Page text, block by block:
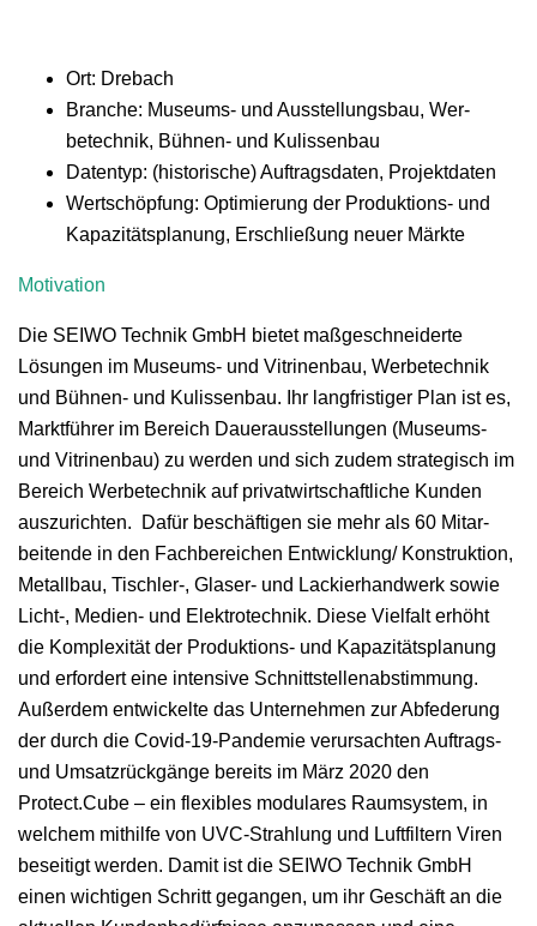
Ort: Drebach
Branche: Muse­ums- und Ausstel­lungs­bau, Wer­
betech­nik, Büh­nen- und Kulissenbau
Daten­typ: (his­torische) Auf­trags­dat­en, Projektdaten
Wertschöp­fung: Opti­mierung der Pro­duk­tions- und
Kapaz­ität­s­pla­nung, Erschließung neuer Märkte
Moti­va­tion
Die SEIWO Tech­nik GmbH bietet maßgeschnei­derte
Lösun­gen im Muse­ums- und Vit­ri­nen­bau, Wer­betech­nik
und Büh­nen- und Kulis­senbau. Ihr langfristiger Plan ist es,
Mark­t­führer im Bere­ich Dauer­ausstel­lun­gen (Muse­ums-
und Vit­ri­nen­bau) zu wer­den und sich zudem strate­gisch im
Bere­ich Wer­betech­nik auf pri­vatwirtschaftliche Kun­den
auszuricht­en. Dafür beschäfti­gen sie mehr als 60 Mitar­
bei­t­ende in den Fach­bere­ichen Entwicklung/ Kon­struk­tion,
Met­all­bau, Tischler‑, Glaser- und Lack­ier­handw­erk sowie
Licht‑, Medi­en- und Elek­trotech­nik. Diese Vielfalt erhöht
die Kom­plex­ität der Pro­duk­tions- und Kapaz­ität­s­pla­nung
und erfordert eine inten­sive Schnittstel­len­ab­stim­mung.
Außer­dem entwick­elte das Unternehmen zur Abfederung
der durch die Covid-19-Pan­demie verur­sacht­en Auf­trags-
und Umsatzrück­gänge bere­its im März 2020 den
Protect.Cube – ein flex­i­bles mod­u­lares Raum­sys­tem, in
welchem mith­il­fe von UVC-Strahlung und Luft­fil­tern Viren
beseit­igt wer­den. Damit ist die SEIWO Tech­nik GmbH
einen wichti­gen Schritt gegan­gen, um ihr Geschäft an die